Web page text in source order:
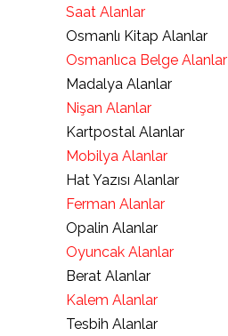
Saat Alanlar
Osmanlı Kitap Alanlar
Osmanlıca Belge Alanlar
Madalya Alanlar
Nişan Alanlar
Kartpostal Alanlar
Mobilya Alanlar
Hat Yazısı Alanlar
Ferman Alanlar
Opalin Alanlar
Oyuncak Alanlar
Berat Alanlar
Kalem Alanlar
Tesbih Alanlar